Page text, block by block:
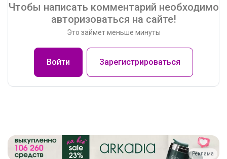
Чтобы написать комментарий необходимо
авторизоваться на сайте!
Это займет меньше минуты
Войти Зарегистрироваться
Реклама